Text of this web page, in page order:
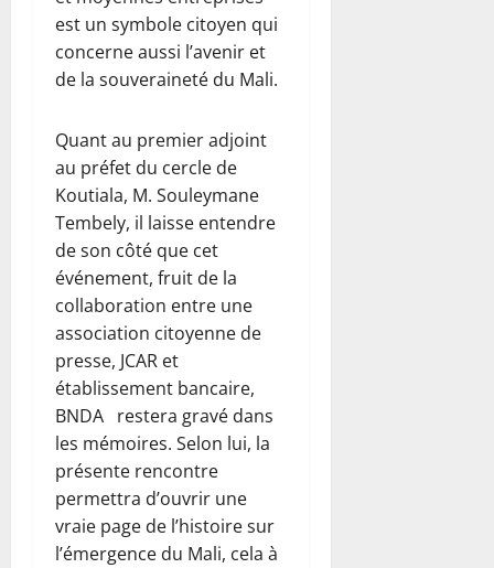
est un symbole citoyen qui
concerne aussi l’avenir et
de la souveraineté du Mali.
Quant au premier adjoint
au préfet du cercle de
Koutiala, M. Souleymane
Tembely, il laisse entendre
de son côté que cet
événement, fruit de la
collaboration entre une
association citoyenne de
presse, JCAR et
établissement bancaire,
BNDA restera gravé dans
les mémoires. Selon lui, la
présente rencontre
permettra d’ouvrir une
vraie page de l’histoire sur
l’émergence du Mali, cela à